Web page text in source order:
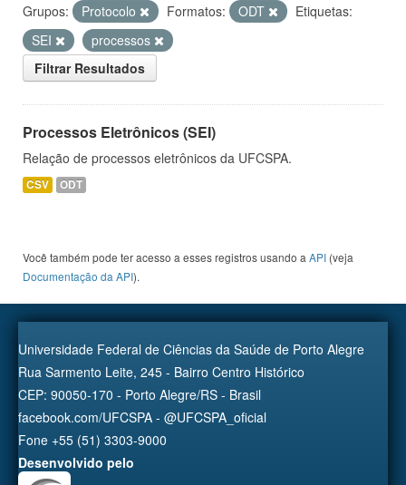
Grupos:
Protocolo Formatos: ODT
Etiquetas:
SEI
processos
Filtrar Resultados
Processos Eletrônicos (SEI)
Relação de processos eletrônicos da UFCSPA.
CSV ODT
Você também pode ter acesso a esses registros usando a API (veja
Documentação da API).
Universidade Federal de Ciências da Saúde de Porto Alegre
Rua Sarmento Leite, 245 - Bairro Centro Histórico
CEP: 90050-170 - Porto Alegre/RS - Brasil
facebook.com/UFCSPA - @UFCSPA_oficial
Fone +55 (51) 3303-9000
Desenvolvido pelo